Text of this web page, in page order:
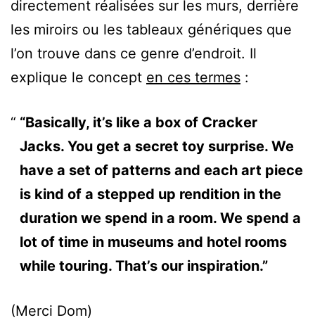
directement réalisées sur les murs, derrière
les miroirs ou les tableaux génériques que
l’on trouve dans ce genre d’endroit. Il
explique le concept en ces termes :
“Basically, it’s like a box of Cracker
Jacks. You get a secret toy surprise. We
have a set of patterns and each art piece
is kind of a stepped up rendition in the
duration we spend in a room. We spend a
lot of time in museums and hotel rooms
while touring. That’s our inspiration.”
(Merci Dom)